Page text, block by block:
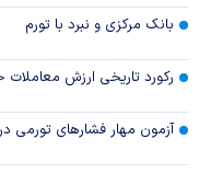
بانک مرکزی و نبرد با تورم
رکورد تاریخی ارزش
آزمون مهار فشار‌های تورمی